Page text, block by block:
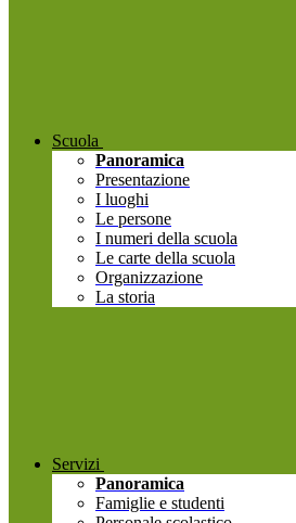
Scuola
Panoramica
Presentazione
I luoghi
Le persone
I numeri della scuola
Le carte della scuola
Organizzazione
La storia
Servizi
Panoramica
Famiglie e studenti